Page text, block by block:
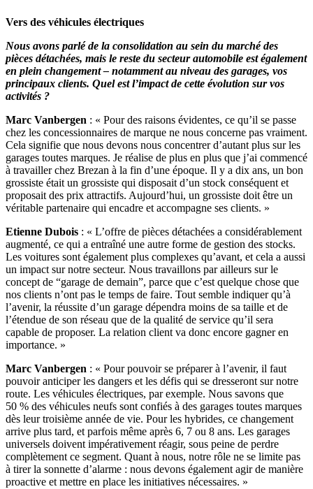
Vers des véhicules électriques
Nous avons parlé de la consolidation au sein du marché des
pièces détachées, mais le reste du secteur automobile est également
en plein changement – notamment au niveau des garages, vos
principaux clients. Quel est l’impact de cette évolution sur vos
activités ?
Marc Vanbergen : « Pour des raisons évidentes, ce qu’il se passe
chez les concessionnaires de marque ne nous concerne pas vraiment.
Cela signifie que nous devons nous concentrer d’autant plus sur les
garages toutes marques. Je réalise de plus en plus que j’ai commencé
à travailler chez Brezan à la fin d’une époque. Il y a dix ans, un bon
grossiste était un grossiste qui disposait d’un stock conséquent et
proposait des prix attractifs. Aujourd’hui, un grossiste doit être un
véritable partenaire qui encadre et accompagne ses clients. »
Etienne Dubois : « L’offre de pièces détachées a considérablement
augmenté, ce qui a entraîné une autre forme de gestion des stocks.
Les voitures sont également plus complexes qu’avant, et cela a aussi
un impact sur notre secteur. Nous travaillons par ailleurs sur le
concept de “garage de demain”, parce que c’est quelque chose que
nos clients n’ont pas le temps de faire. Tout semble indiquer qu’à
l’avenir, la réussite d’un garage dépendra moins de sa taille et de
l’étendue de son réseau que de la qualité de service qu’il sera
capable de proposer. La relation client va donc encore gagner en
importance. »
Marc Vanbergen : « Pour pouvoir se préparer à l’avenir, il faut
pouvoir anticiper les dangers et les défis qui se dresseront sur notre
route. Les véhicules électriques, par exemple. Nous savons que
50 % des véhicules neufs sont confiés à des garages toutes marques
dès leur troisième année de vie. Pour les hybrides, ce changement
arrive plus tard, et parfois même après 6, 7 ou 8 ans. Les garages
universels doivent impérativement réagir, sous peine de perdre
complètement ce segment. Quant à nous, notre rôle ne se limite pas
à tirer la sonnette d’alarme : nous devons également agir de manière
proactive et mettre en place les initiatives nécessaires. »